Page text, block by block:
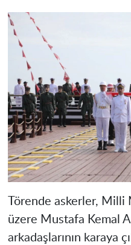
Törende askerler,
üzere Mustafa Kemal
arkadaşlarının karaya